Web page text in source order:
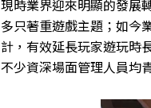
現時業界迎來明顯的發展
多只著重遊戲主題；如今
計，有效延長玩家遊玩時
不少資深場面管理人員均